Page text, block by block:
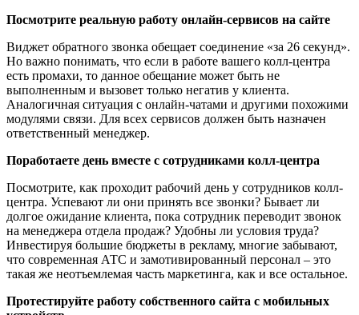
Посмотрите реальную работу онлайн-сервисов на сайте
Виджет обратного звонка обещает соединение «за 26 секунд».
Но важно понимать, что если в работе вашего колл-центра
есть промахи, то данное обещание может быть не
выполненным и вызовет только негатив у клиента.
Аналогичная ситуация с онлайн-чатами и другими похожими
модулями связи. Для всех сервисов должен быть назначен
ответственный менеджер.
Поработаете день вместе с сотрудниками колл-центра
Посмотрите, как проходит рабочий день у сотрудников колл-
центра. Успевают ли они принять все звонки? Бывает ли
долгое ожидание клиента, пока сотрудник переводит звонок
на менеджера отдела продаж? Удобны ли условия труда?
Инвестируя большие бюджеты в рекламу, многие забывают,
что современная АТС и замотивированный персонал – это
такая же неотъемлемая часть маркетинга, как и все остальное.
Протестируйте работу собственного сайта с мобильных